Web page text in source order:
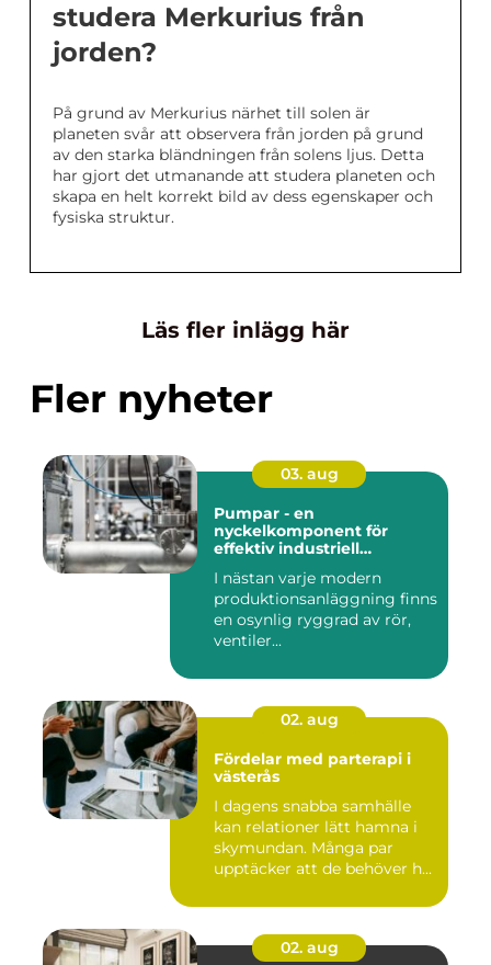
studera Merkurius från
jorden?
På grund av Merkurius närhet till solen är
planeten svår att observera från jorden på grund
av den starka bländningen från solens ljus. Detta
har gjort det utmanande att studera planeten och
skapa en helt korrekt bild av dess egenskaper och
fysiska struktur.
Läs fler inlägg här
Fler nyheter
03. aug
Pumpar - en
nyckelkomponent för
effektiv industriell
I nästan varje modern
produktionsanläggning finns
en osynlig ryggrad av rör,
ventiler...
02. aug
Fördelar med parterapi i
västerås
I dagens snabba samhälle
kan relationer lätt hamna i
skymundan. Många par
upptäcker att de behöver h...
02. aug